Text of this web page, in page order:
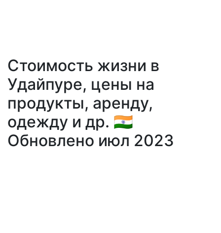
Стоимость жизни в
Удайпуре, цены на
продукты, аренду,
одежду и др. 🇮🇳
Обновлено июл 2023